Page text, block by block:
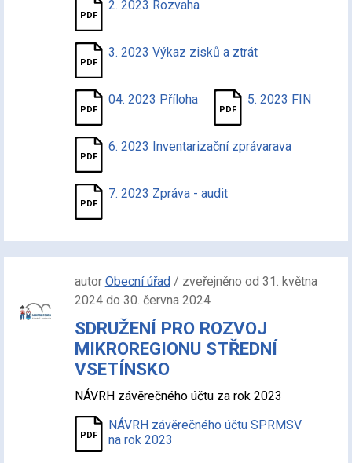
2. 2023 Rozvaha
3. 2023 Výkaz zisků a ztrát
04. 2023 Příloha 5. 2023 FIN
6. 2023 Inventarizační zprávarava
7. 2023 Zpráva - audit
autor Obecní úřad/ zveřejněno od 31. května
2024 do 30. června 2024
SDRUŽENÍ PRO ROZVOJ
MIKROREGIONU STŘEDNÍ
VSETÍNSKO
NÁVRH závěrečného účtu za rok 2023
NÁVRH závěrečného účtu SPRMSV
na rok 2023